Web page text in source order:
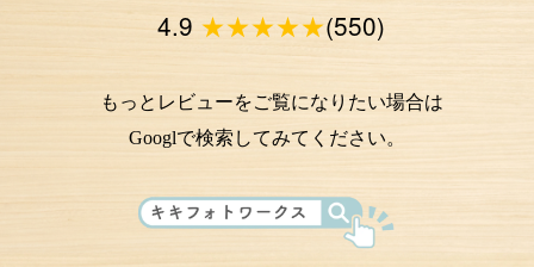
4.9 ★★★★★(550)
もっとレビューをご覧になりたい場合は
Googlで検索してみてください。